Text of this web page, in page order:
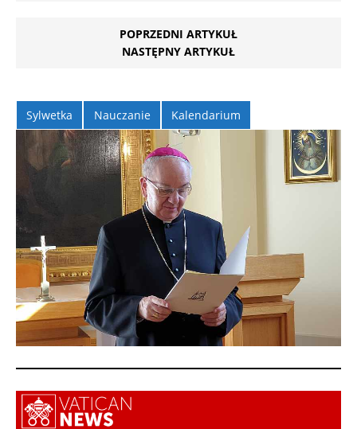
POPRZEDNI ARTYKUŁ
NASTĘPNY ARTYKUŁ
Sylwetka Nauczanie Kalendarium